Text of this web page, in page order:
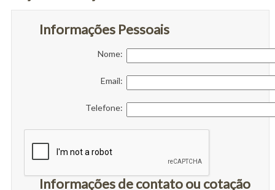
Informações Pessoais
Nome:
Email:
Telefone:
Informações de contato ou cotação